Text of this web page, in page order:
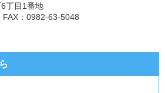
丁目1番地
：0982-63-5048